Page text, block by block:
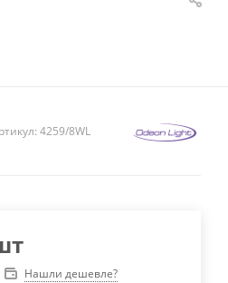
4259/8WL
Нашли дешевле?